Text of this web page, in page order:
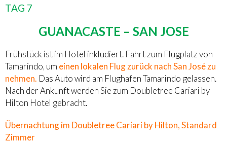
TAG 7
GUANACASTE – SAN JOSE
Frühstück ist im Hotel inkludiert. Fahrt zum Flugplatz von
Tamarindo, um einen lokalen Flug zurück nach San José zu
nehmen. Das Auto wird am Flughafen Tamarindo gelassen.
Nach der Ankunft werden Sie zum Doubletree Cariari by
Hilton Hotel gebracht.
Übernachtung im Doubletree Cariari by Hilton, Standard
Zimmer